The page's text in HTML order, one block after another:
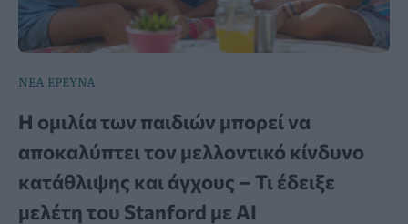
ΝΕΑ ΕΡΕΥΝΑ
Η ομιλία των παιδιών μπορεί να
αποκαλύπτει τον μελλοντικό κίνδυνο
κατάθλιψης και άγχους – Τι έδειξε
μελέτη του Stanford με AI